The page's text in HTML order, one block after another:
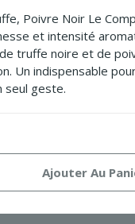
Poivre Noir Le
et intensité
truffe noire et de
Un indispensable
seul geste.
Ajouter Au